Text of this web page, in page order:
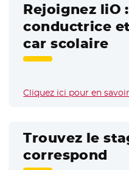
Rejoignez liO
conductrice
car scolaire
Cliquez ici pour en
Trouvez le
correspond